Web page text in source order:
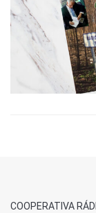
COOPERATIVA